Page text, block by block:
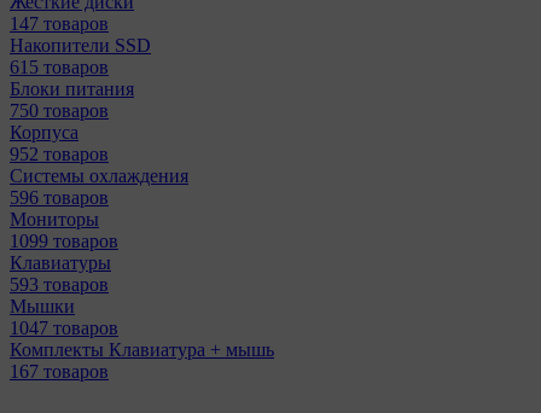
147 товаров
Накопители SSD
615 товаров
Блоки питания
750 товаров
Корпуса
952 товаров
Системы охлаждения
596 товаров
Мониторы
1099 товаров
Клавиатуры
593 товаров
Мышки
1047 товаров
Комплекты Клавиатура + мышь
167 товаров